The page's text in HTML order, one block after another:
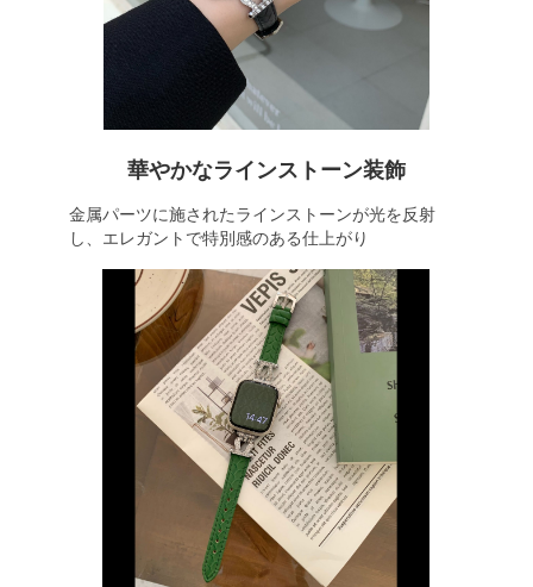
華やかなラインストーン装飾
金属パーツに施されたラインストーンが光を反射
し、エレガントで特別感のある仕上がり